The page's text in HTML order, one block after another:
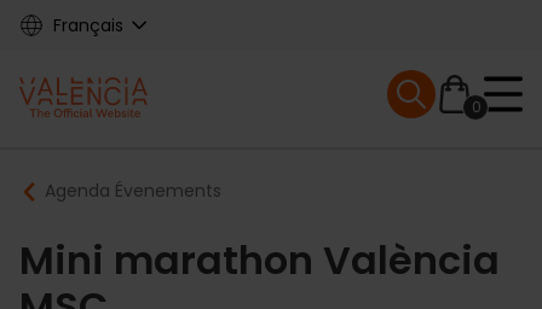
Skip
content
Français
Main
navigation
0
Mobile menu
Breadcrumb
Agenda Évenements
Mini marathon València